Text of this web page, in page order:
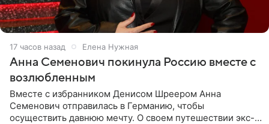
17 часов назад Елена Нужная
Анна Семенович покинула Россию вместе с
возлюбленным
Вместе с избранником Денисом Шреером Анна
Семенович отправилась в Германию, чтобы
осуществить давнюю мечту. О своем путешествии экс-